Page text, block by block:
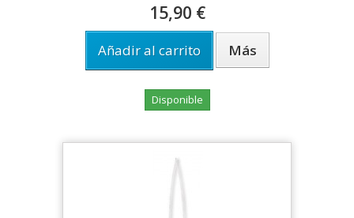
15,90 €
Añadir al carrito Más
Disponible